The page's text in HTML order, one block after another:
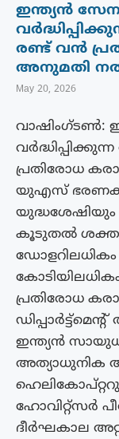
ഇന്ത്യൻ
രണ്ട് വന്‍
അനുമതി
May 20, 2026
വാഷിംഗ്ടൺ:
പ്രതിരോധ
യുഎസ്
കൂടുതൽ
ഡോളറിലധികം
പ്രതിരോധ
ഇന്ത്യൻ
അത്യാധുനിക
ഹോവിറ്റ്സർ
ദീർഘകാല